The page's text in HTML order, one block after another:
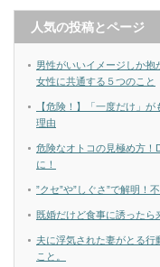
人気の投稿とページ
男性がいいイメージしか抱
女性に共通する５つのこと
【危険！】「一度だけ」
理由
危険なオトコの見極め方！
に！
”クセ”や”しぐさ”で解明！
既婚だけど食事に誘ったら
夫に浮気された妻がとる行
こと。